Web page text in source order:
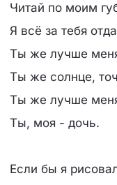
Читай по моим
Я всё за тебя
Ты же лучше
Ты же солнце,
Ты же лучше
Ты, моя - дочь.
Если бы я